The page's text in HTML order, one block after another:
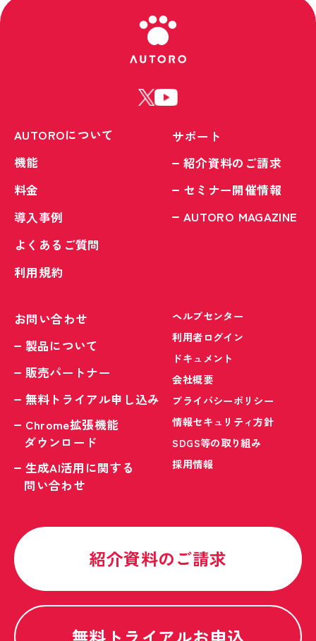
AUTOROについて
機能
料金
導入事例
よくあるご質問
利用規約
サポート
紹介資料のご請求
セミナー開催情報
AUTORO MAGAZINE
お問い合わせ
製品について
販売パートナー
無料トライアル申し込み
Chrome拡張機能
ダウンロード
生成AI活用に関する
問い合わせ
ヘルプセンター
利用者ログイン
ドキュメント
会社概要
プライバシーポリシー
情報セキュリティ方針
SDGS等の取り組み
採用情報
紹介資料のご請求